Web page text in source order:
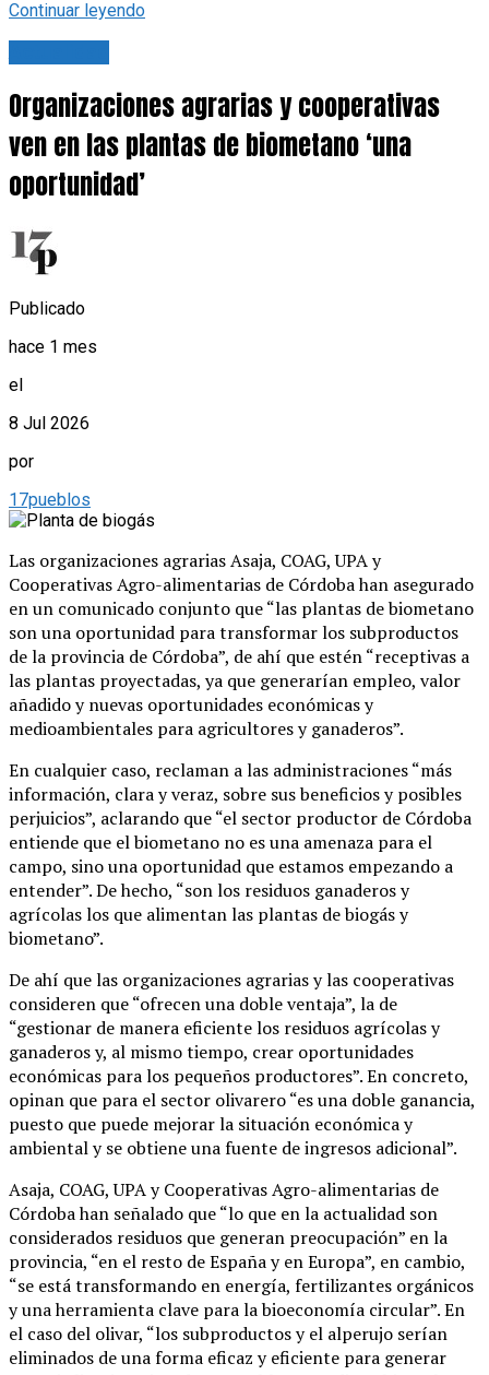
Continuar leyendo
Organizaciones agrarias y cooperativas
ven en las plantas de biometano ‘una
oportunidad’
Publicado
hace 1 mes
el
8 Jul 2026
por
17pueblos
Las organizaciones agrarias Asaja, COAG, UPA y
Cooperativas Agro-alimentarias de Córdoba han asegurado
en un comunicado conjunto que “las plantas de biometano
son una oportunidad para transformar los subproductos
de la provincia de Córdoba”, de ahí que estén “receptivas a
las plantas proyectadas, ya que generarían empleo, valor
añadido y nuevas oportunidades económicas y
medioambientales para agricultores y ganaderos”.
En cualquier caso, reclaman a las administraciones “más
información, clara y veraz, sobre sus beneficios y posibles
perjuicios”, aclarando que “el sector productor de Córdoba
entiende que el biometano no es una amenaza para el
campo, sino una oportunidad que estamos empezando a
entender”. De hecho, “son los residuos ganaderos y
agrícolas los que alimentan las plantas de biogás y
biometano”.
De ahí que las organizaciones agrarias y las cooperativas
consideren que “ofrecen una doble ventaja”, la de
“gestionar de manera eficiente los residuos agrícolas y
ganaderos y, al mismo tiempo, crear oportunidades
económicas para los pequeños productores”. En concreto,
opinan que para el sector olivarero “es una doble ganancia,
puesto que puede mejorar la situación económica y
ambiental y se obtiene una fuente de ingresos adicional”.
Asaja, COAG, UPA y Cooperativas Agro-alimentarias de
Córdoba han señalado que “lo que en la actualidad son
considerados residuos que generan preocupación” en la
provincia, “en el resto de España y en Europa”, en cambio,
“se está transformando en energía, fertilizantes orgánicos
y una herramienta clave para la bioeconomía circular”. En
el caso del olivar, “los subproductos y el alperujo serían
eliminados de una forma eficaz y eficiente para generar